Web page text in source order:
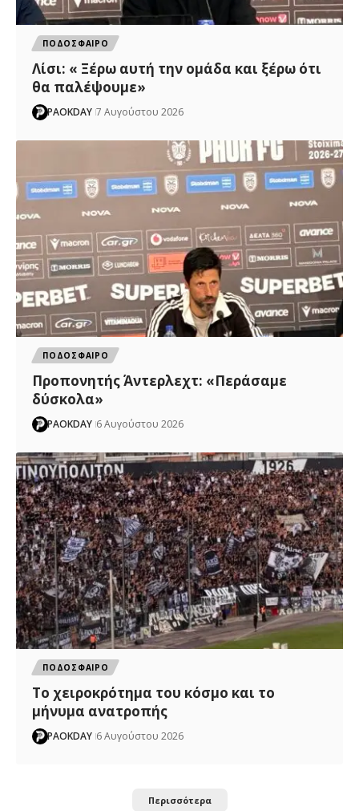
ΠΟΔΟΣΦΑΙΡΟ
Λίσι: « Ξέρω αυτή την ομάδα και ξέρω ότι
θα παλέψουμε»
PAOKDAY 7 Αυγούστου 2026
ΠΟΔΟΣΦΑΙΡΟ
Προπονητής Άντερλεχτ: «Περάσαμε
δύσκολα»
PAOKDAY 6 Αυγούστου 2026
ΠΟΔΟΣΦΑΙΡΟ
Το χειροκρότημα του κόσμο και το
μήνυμα ανατροπής
PAOKDAY 6 Αυγούστου 2026
Περισσότερα